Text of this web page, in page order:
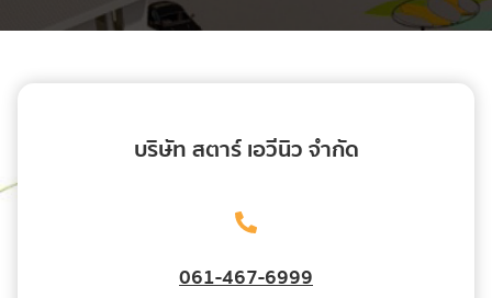
บริษัท สตาร์ เอวีนิว จำกัด
061-467-6999